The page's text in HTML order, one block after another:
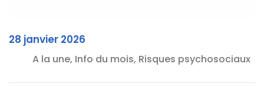
28 janvier 2026
A la une, Info du mois, Risques psychosociaux